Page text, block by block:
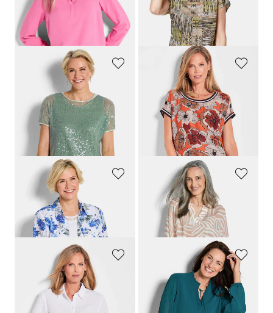
Laagste prijs van de afgelopen 30
dagen**: 39,95 € (-25%)
89,95 €119,95 €
Laagste prijs van de afgelopen 30
dagen**: 99,95 € (-10%)
GOLDNER
Blouseshirt met print allover
39,95 €69,95 €
GOLDNER
99,95 € 109,95 €
GOLDNER
Lichte blouse van pure viscose
69,95 €
GOLDNER
49,95 €
89,95 €
GOLDNER
39,95 €
69,95 €